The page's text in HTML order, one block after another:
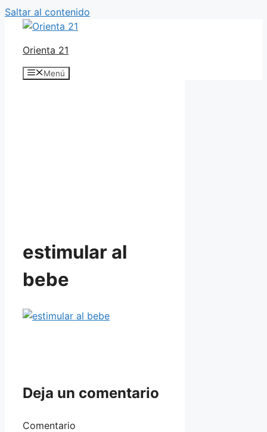
Saltar al contenido
Orienta 21
Menú
estimular al
bebe
Deja un comentario
Comentario